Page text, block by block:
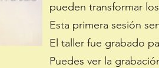
pueden transformar
Esta primera sesión
El taller fue grabado
Puedes ver la